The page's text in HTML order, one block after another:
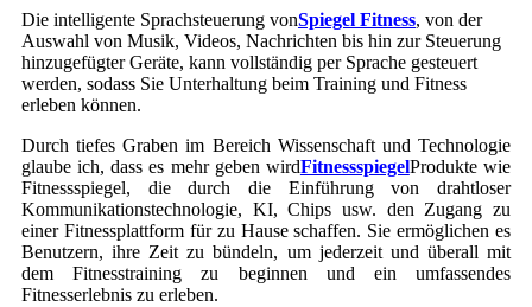
Die intelligente Sprachsteuerung vonSpiegel Fitness, von der
Auswahl von Musik, Videos, Nachrichten bis hin zur Steuerung
hinzugefügter Geräte, kann vollständig per Sprache gesteuert
werden, sodass Sie Unterhaltung beim Training und Fitness
erleben können.
Durch tiefes Graben im Bereich Wissenschaft und Technologie
glaube ich, dass es mehr geben wirdFitnessspiegelProdukte wie
Fitnessspiegel, die durch die Einführung von drahtloser
Kommunikationstechnologie, KI, Chips usw. den Zugang zu
einer Fitnessplattform für zu Hause schaffen. Sie ermöglichen es
Benutzern, ihre Zeit zu bündeln, um jederzeit und überall mit
dem Fitnesstraining zu beginnen und ein umfassendes
Fitnesserlebnis zu erleben.